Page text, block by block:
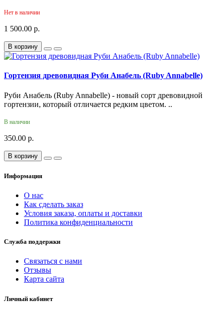
Нет в наличии
1 500.00 р.
В корзину
Гортензия древовидная Руби Анабель (Ruby Annabelle)
Руби Анабель (Ruby Annabelle) - новый сорт древовидной
гортензии, который отличается редким цветом. ..
В наличии
350.00 р.
В корзину
Информация
О нас
Как сделать заказ
Условия заказа, оплаты и доставки
Политика конфиденциальности
Служба поддержки
Связаться с нами
Отзывы
Карта сайта
Личный кабинет